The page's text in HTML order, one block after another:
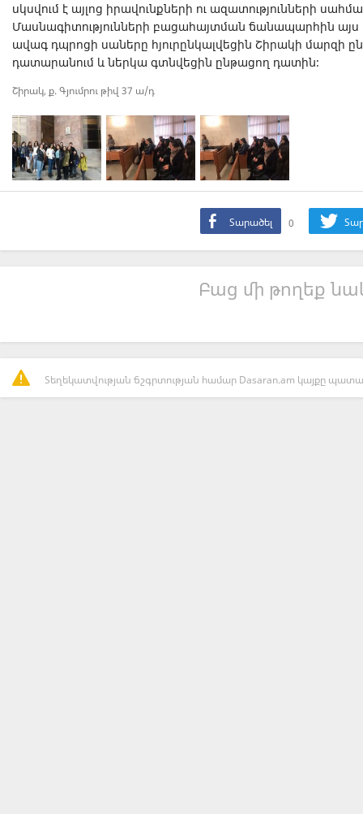
սկսվում է այլոց իրավունքների ու ազատությունների
Մասնագիտությունների բացահայտման ճանապարհին այս
ավագ դպրոցի սաները հյուրընկալվեցին Շիրակի մարզի
դատարանում և ներկա գտնվեցին ընթացող դատին։
Շիրակ, ք. Գյումրու թիվ 37 ա/դ
Տարածել 0
Բաց մի թողեք
Տեղեկատվության ճշգրտության համար Dasaran.am կայքը